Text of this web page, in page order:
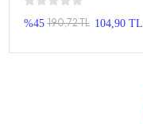
%45 190,72 TL 104,90 TL